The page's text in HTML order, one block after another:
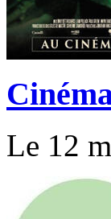
Le 12